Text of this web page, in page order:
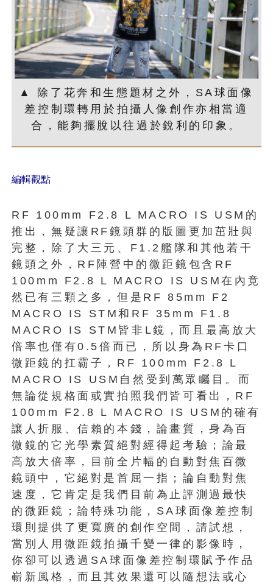
▲ 除了花奔和生態題材之外，SA球面像
差控制環轉用於拍攝人像創作亦相當適
合，能夠擺脫以往過於銳利的印象。
編輯觀點
RF 100mm F2.8 L MACRO IS USM的
推出，無疑讓RF鏡頭群的版圖更加茁壯與
完整，除了大三元、F1.2艦隊和其他若干
鏡頭之外，RF陣營中的微距鏡包含RF
100mm F2.8 L MACRO IS USM在內竟
然已有三顆之多，但是RF 85mm F2
MACRO IS STM和RF 35mm F1.8
MACRO IS STM皆非L鏡，而且最高放大
倍率也僅有0.5倍而已，所以身為RF卡口
微距鏡的扛霸子，RF 100mm F2.8 L
MACRO IS USM自然受到萬眾矚目。而
無論從規格面或實拍照我們皆可看出，RF
100mm F2.8 L MACRO IS USM的確有
讓人折服、信賴的本錢，論畫質，身為百
微鏡的它光學素質絕對經得起考驗；論最
高放大倍率，目前全片幅的自動對焦百微
鏡頭中，它絕對是首屈一指；論自動對焦
速度，它肯定是我們目前為止評測過最快
的微距鏡；論特殊功能，SA球面像差控制
環則提供了更寬廣的創作空間，請試想，
當別人用微距鏡拍攝千變一律的影像時，
你卻可以透過SA球面像差控制環賦予作品
嶄新風格，而且其效果還可以隨想法或心